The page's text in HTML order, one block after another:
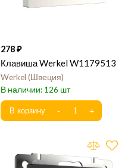
278
Клавиша Werkel W1179513
Werkel Швеция
126